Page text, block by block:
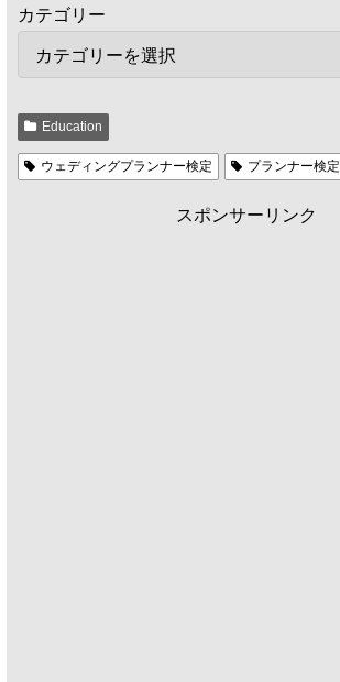
カテゴリー
Education
ウェディングプランナー検定 プランナー検定
スポンサーリンク